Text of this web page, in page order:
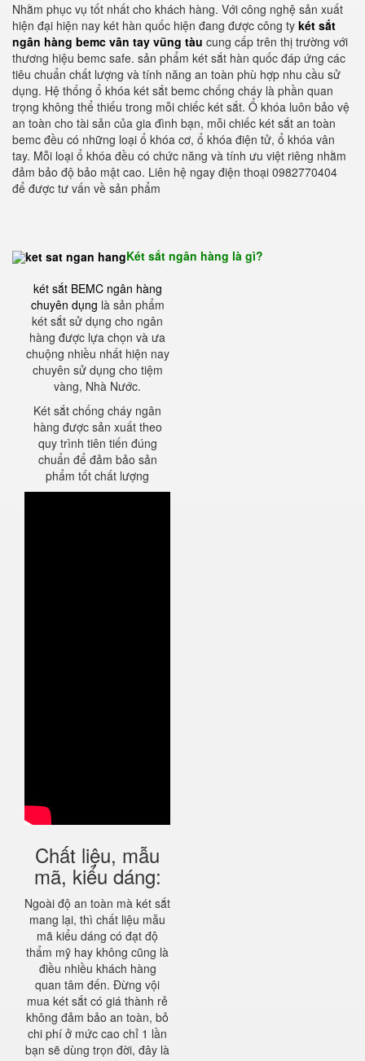
Nhằm phục vụ tốt nhất cho khách hàng. Với công nghệ sản xuất
hiện đại hiện nay két hàn quốc hiện đang được công ty két sắt
ngân hàng bemc vân tay vũng tàu cung cấp trên thị trường với
thương hiệu bemc safe. sản phẩm két sắt hàn quốc đáp ứng các
tiêu chuẩn chất lượng và tính năng an toàn phù hợp nhu cầu sử
dụng. Hệ thống ổ khóa két sắt bemc chống cháy là phần quan
trọng không thể thiếu trong mỗi chiếc két sắt. Ổ khóa luôn bảo vệ
an toàn cho tài sản của gia đình bạn, mỗi chiếc két sắt an toàn
bemc đều có những loại ổ khóa cơ, ổ khóa điện tử, ổ khóa vân
tay. Mỗi loại ổ khóa đều có chức năng và tính ưu việt riêng nhằm
đảm bảo độ bảo mật cao. Liên hệ ngay điện thoại 0982770404
để được tư vấn về sản phẩm
Két sắt ngân hàng là gì?
két sắt BEMC ngân hàng
chuyên dụng là sản phẩm
két sắt sử dụng cho ngân
hàng được lựa chọn và ưa
chuộng nhiều nhất hiện nay
chuyên sử dụng cho tiệm
vàng, Nhà Nước.
Két sắt chống cháy ngân
hàng được sản xuất theo
quy trình tiên tiến đúng
chuẩn để đảm bảo sản
phẩm tốt chất lượng
Chất liệu, mẫu
mã, kiểu dáng:
Ngoài độ an toàn mà két sắt
mang lại, thì chất liệu mẫu
mã kiểu dáng có đạt độ
thẩm mỹ hay không cũng là
điều nhiều khách hàng
quan tâm đến. Đừng vội
mua két sắt có giá thành rẻ
không đảm bảo an toàn, bỏ
chi phí ở mức cao chỉ 1 lần
bạn sẽ dùng trọn đời, đây là